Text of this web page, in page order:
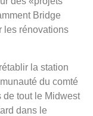
Bridge
les rénovations
la station
du comté
de tout le Midwest
dans le